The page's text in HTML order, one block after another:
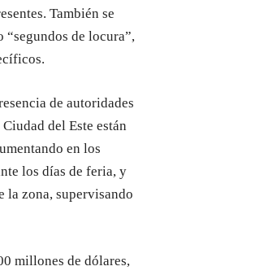
También se
“segundos de locura”,
de autoridades
del Este están
en los
los días de feria, y
la zona, supervisando
millones de dólares,